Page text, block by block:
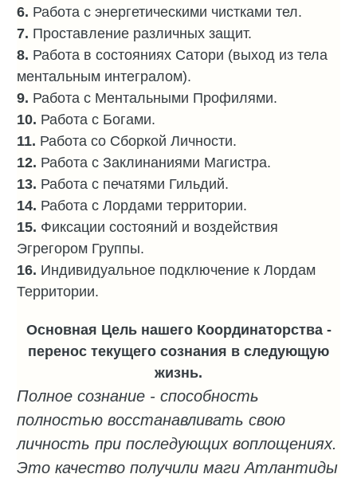
6. Работа с энергетическими чистками тел.
7. Проставление различных защит.
8. Работа в состояниях Сатори (выход из тела
ментальным интегралом).
9. Работа с Ментальными Профилями.
10. Работа с Богами.
11. Работа со Сборкой Личности.
12. Работа с Заклинаниями Магистра.
13. Работа с печатями Гильдий.
14. Работа с Лордами территории.
15. ‎Фиксации состояний и воздействия
Эгрегором Группы.
16. Индивидуальное подключение к Лордам
Территории.
Основная Цель нашего Координаторства -
перенос текущего сознания в следующую
жизнь.
Полное сознание - способность
полностью восстанавливать свою
личность при последующих воплощениях.
Это качество получили маги Атлантиды